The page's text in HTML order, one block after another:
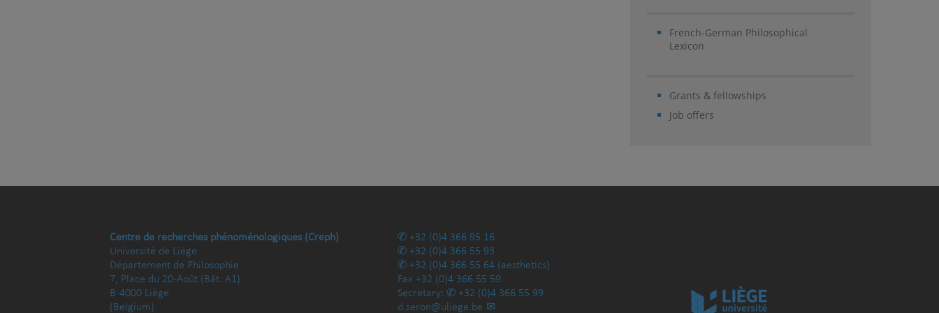
French-German Philosophical
Lexicon
Grants & fellowships
Job offers
Centre de recherches phénoménologiques (Creph)
Université de Liège
Département de Philosophie
7, Place du 20-Août (Bât. A1)
B-4000 Liège
(Belgium)
+32 (0)4 366 95 16
+32 (0)4 366 55 93
+32 (0)4 366 55 64 (aesthetics)
Fax +32 (0)4 366 55 59
Secretary:
+32 (0)4 366 55 99
d.seron@uliege.be